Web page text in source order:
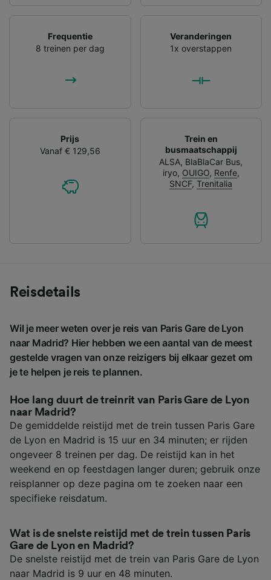
Frequentie
8 treinen per dag
Veranderingen
1x overstappen
Prijs
Vanaf € 129,56
Trein en
busmaatschappij
ALSA, BlaBlaCar Bus,
iryo, OUIGO, Renfe,
SNCF,Trenitalia
Reisdetails
Wil je meer weten over je reis van Paris Gare de Lyon
naar Madrid? Hier hebben we een aantal van de meest
gestelde vragen van onze reizigers bij elkaar gezet om
je te helpen je reis te plannen.
Hoe lang duurt de treinrit van Paris Gare de Lyon
naar Madrid?
De gemiddelde reistijd met de trein tussen Paris Gare
de Lyon en Madrid is 15 uur en 34 minuten; er rijden
ongeveer 8 treinen per dag. De reistijd kan in het
weekend en op feestdagen langer duren; gebruik onze
reisplanner op deze pagina om te zoeken naar een
specifieke reisdatum.
Wat is de snelste reistijd met de trein tussen Paris
Gare de Lyon en Madrid?
De snelste reistijd met de trein van Paris Gare de Lyon
naar Madrid is 9 uur en 48 minuten.